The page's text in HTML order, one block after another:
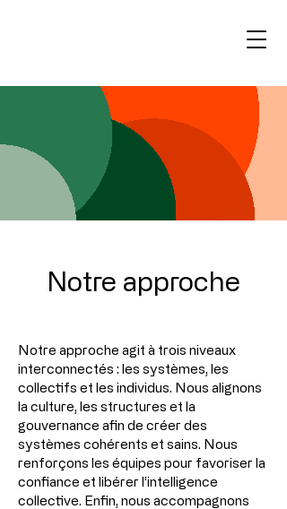
Notre approche
Notre approche agit à trois niveaux
interconnectés : les systèmes, les
collectifs et les individus. Nous alignons
la culture, les structures et la
gouvernance afin de créer des
systèmes cohérents et sains. Nous
renforçons les équipes pour favoriser la
confiance et libérer l’intelligence
collective. Enfin, nous accompagnons